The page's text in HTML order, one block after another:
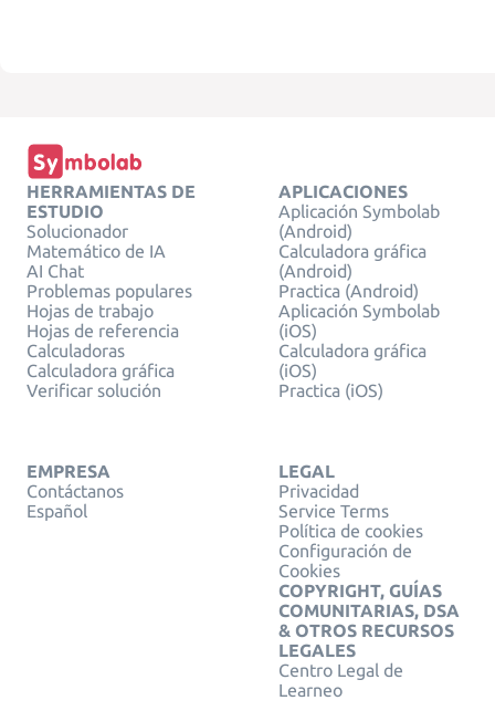
HERRAMIENTAS DE
ESTUDIO
Solucionador
Matemático de IA
AI Chat
Problemas populares
Hojas de trabajo
Hojas de referencia
Calculadoras
Calculadora gráfica
Verificar solución
APLICACIONES
Aplicación Symbolab
(Android)
Calculadora gráfica
(Android)
Practica (Android)
Aplicación Symbolab
(iOS)
Calculadora gráfica
(iOS)
Practica (iOS)
EMPRESA
Contáctanos
Español
LEGAL
Privacidad
Service Terms
Política de cookies
Configuración de
Cookies
COPYRIGHT, GUÍAS
COMUNITARIAS, DSA
& OTROS RECURSOS
LEGALES
Centro Legal de
Learneo